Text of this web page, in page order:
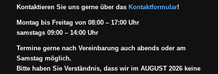
Kontaktieren Sie uns gerne über das Kontaktformular!
Montag bis Freitag von 08:00 – 17:00 Uhr
samstags 09:00 – 14:00 Uhr
Termine gerne nach Vereinbarung auch abends oder am
Samstag möglich.
Bitte haben Sie Verständnis, dass wir im AUGUST 2026 keine